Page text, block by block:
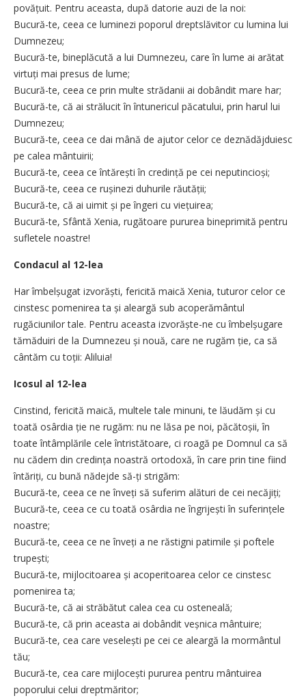
povățuit. Pentru aceasta, după datorie auzi de la noi:
Bucură-te, ceea ce luminezi poporul dreptslăvitor cu lumina lui
Dumnezeu;
Bucură-te, bineplăcută a lui Dumnezeu, care în lume ai arătat
virtuți mai presus de lume;
Bucură-te, ceea ce prin multe strădanii ai dobândit mare har;
Bucură-te, că ai strălucit în întunericul păcatului, prin harul lui
Dumnezeu;
Bucură-te, ceea ce dai mână de ajutor celor ce deznădăjduiesc
pe calea mântuirii;
Bucură-te, ceea ce întărești în credință pe cei neputincioși;
Bucură-te, ceea ce rușinezi duhurile răutății;
Bucură-te, că ai uimit și pe îngeri cu viețuirea;
Bucură-te, Sfântă Xenia, rugătoare pururea bineprimită pentru
sufletele noastre!
Condacul al 12-lea
Har îmbelșugat izvorăști, fericită maică Xenia, tuturor celor ce
cinstesc pomenirea ta și aleargă sub acoperământul
rugăciunilor tale. Pentru aceasta izvorăște-ne cu îmbelșugare
tămăduiri de la Dumnezeu și nouă, care ne rugăm ție, ca să
cântăm cu toții: Aliluia!
Icosul al 12-lea
Cinstind, fericită maică, multele tale minuni, te lăudăm și cu
toată osârdia ție ne rugăm: nu ne lăsa pe noi, păcătoșii, în
toate întâmplările cele întristătoare, ci roagă pe Domnul ca să
nu cădem din credința noastră ortodoxă, în care prin tine fiind
întăriți, cu bună nădejde să-ți strigăm:
Bucură-te, ceea ce ne înveți să suferim alături de cei necăjiți;
Bucură-te, ceea ce cu toată osârdia ne îngrijești în suferințele
noastre;
Bucură-te, ceea ce ne înveți a ne răstigni patimile și poftele
trupești;
Bucură-te, mijlocitoarea și acoperitoarea celor ce cinstesc
pomenirea ta;
Bucură-te, că ai străbătut calea cea cu osteneală;
Bucură-te, că prin aceasta ai dobândit veșnica mântuire;
Bucură-te, cea care veselești pe cei ce aleargă la mormântul
tău;
Bucură-te, cea care mijlocești pururea pentru mântuirea
poporului celui dreptmăritor;